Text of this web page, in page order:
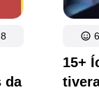
da
8
15+
6